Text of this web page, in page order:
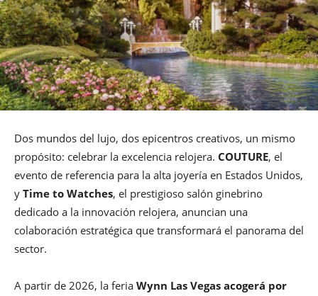
Dos mundos del lujo, dos epicentros creativos, un mismo
propósito: celebrar la excelencia relojera. COUTURE, el
evento de referencia para la alta joyería en Estados Unidos,
y Time to Watches, el prestigioso salón ginebrino
dedicado a la innovación relojera, anuncian una
colaboración estratégica que transformará el panorama del
sector.
A partir de 2026, la feria Wynn Las Vegas acogerá por